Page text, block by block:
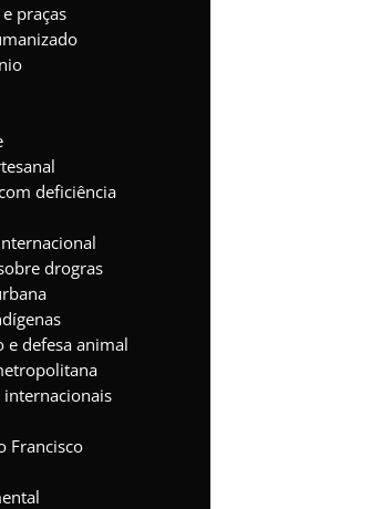
praças
deficiência
drogras
e defesa animal
internacionais
Francisco